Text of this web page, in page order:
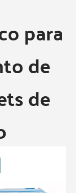
para
de
de